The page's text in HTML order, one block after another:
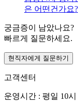
은 어떤건가요?
궁금증이 남았나요?
빠르게 질문하세요.
현직자에게 질문하기
고객센터
운영시간 : 평일 10